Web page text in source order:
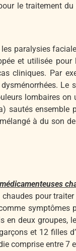
le traitement du
paralysies
et utilisée pour
cliniques. Par
Le
lombaires on
sautés ensemble
à du son
pour
symptômes
deux groupes,
et 12 filles
comprise entre 7